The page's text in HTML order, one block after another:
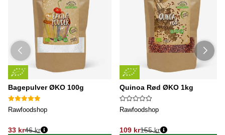
Bagepulver ØKO 100g
Rawfoodshop
33 kr46 kr
Quinoa Rød ØKO 1kg
Rawfoodshop
109 kr155 kr